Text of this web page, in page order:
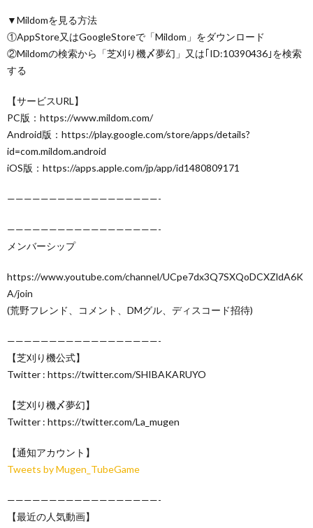
▼Mildomを見る方法
①AppStore又はGoogleStoreで「Mildom」をダウンロード
②Mildomの検索から「芝刈り機〆夢幻」又は｢ID:10390436｣を検索
する
【サービスURL】
PC版：https://www.mildom.com/
Android版：https://play.google.com/store/apps/details?
id=com.mildom.android
iOS版：https://apps.apple.com/jp/app/id1480809171
——————————————————-
——————————————————-
メンバーシップ
https://www.youtube.com/channel/UCpe7dx3Q7SXQoDCXZldA6K
A/join
(荒野フレンド、コメント、DMグル、ディスコード招待)
——————————————————-
【芝刈り機公式】
Twitter : https://twitter.com/SHIBAKARUYO
【芝刈り機〆夢幻】
Twitter : https://twitter.com/La_mugen
【通知アカウント】
Tweets by Mugen_TubeGame
——————————————————-
【最近の人気動画】